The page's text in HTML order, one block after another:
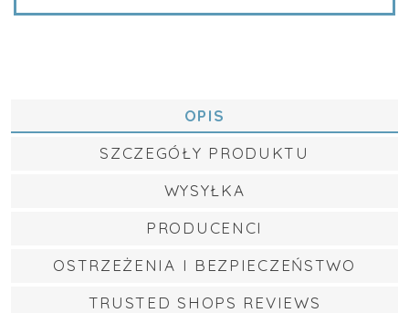
OPIS
SZCZEGÓŁY PRODUKTU
WYSYŁKA
PRODUCENCI
OSTRZEŻENIA I BEZPIECZEŃSTWO
TRUSTED SHOPS REVIEWS